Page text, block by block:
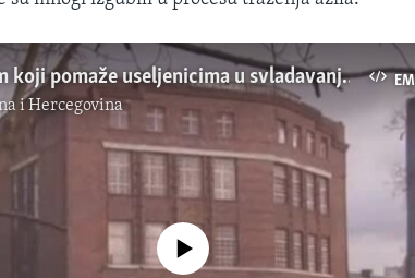
Njemačka: Program koji pomaže useljenicima u svladavanju traume
i Hercegovina
No media source currently available